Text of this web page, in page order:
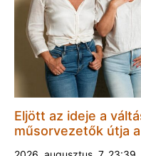
Eljött az ideje a
műsorvezetők útja